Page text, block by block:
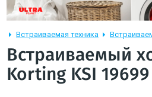
Встраиваемая техника
Встраиваемый
Korting KSI 19699